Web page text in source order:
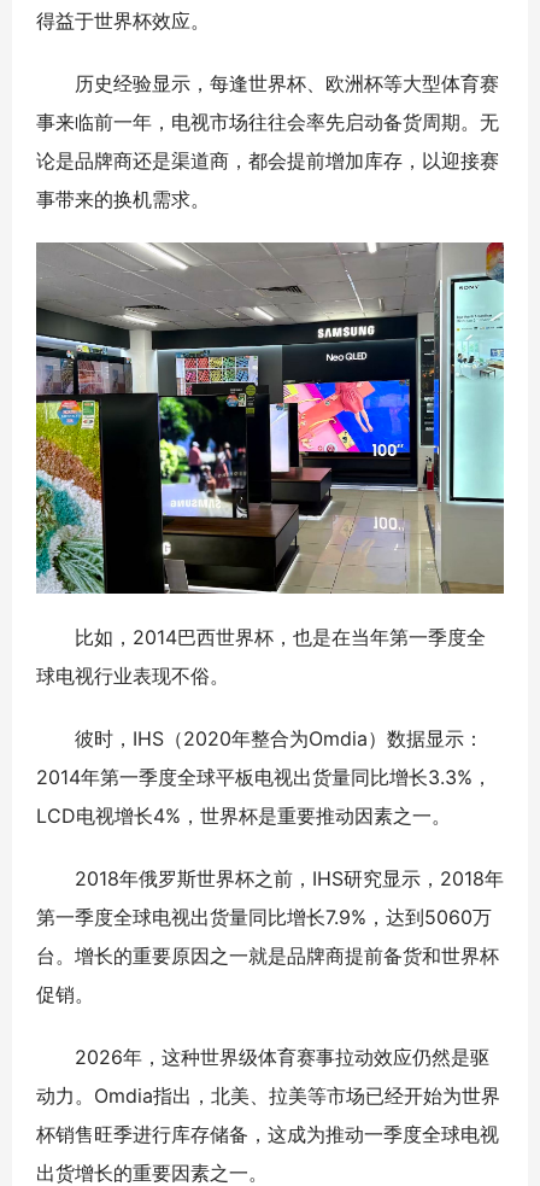
得益于世界杯效应。
历史经验显示，每逢世界杯、欧洲杯等大型体育赛
事来临前一年，电视市场往往会率先启动备货周期。无
论是品牌商还是渠道商，都会提前增加库存，以迎接赛
事带来的换机需求。
比如，2014巴西世界杯，也是在当年第一季度全
球电视行业表现不俗。
彼时，IHS（2020年整合为Omdia）数据显示：
2014年第一季度全球平板电视出货量同比增长3.3%，
LCD电视增长4%，世界杯是重要推动因素之一。
2018年俄罗斯世界杯之前，IHS研究显示，2018年
第一季度全球电视出货量同比增长7.9%，达到5060万
台。增长的重要原因之一就是品牌商提前备货和世界杯
促销。
2026年，这种世界级体育赛事拉动效应仍然是驱
动力。Omdia指出，北美、拉美等市场已经开始为世界
杯销售旺季进行库存储备，这成为推动一季度全球电视
出货增长的重要因素之一。